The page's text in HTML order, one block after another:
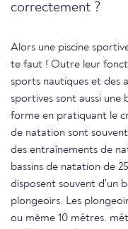
correctement ?
Alors une piscine
te faut ! Outre leur
sports nautiques et des
sportives sont aussi une
forme en pratiquant le
de natation sont
des entraînements de
bassins de natation de
disposent souvent d'un
plongeoirs. Les
ou même 10 mètres.